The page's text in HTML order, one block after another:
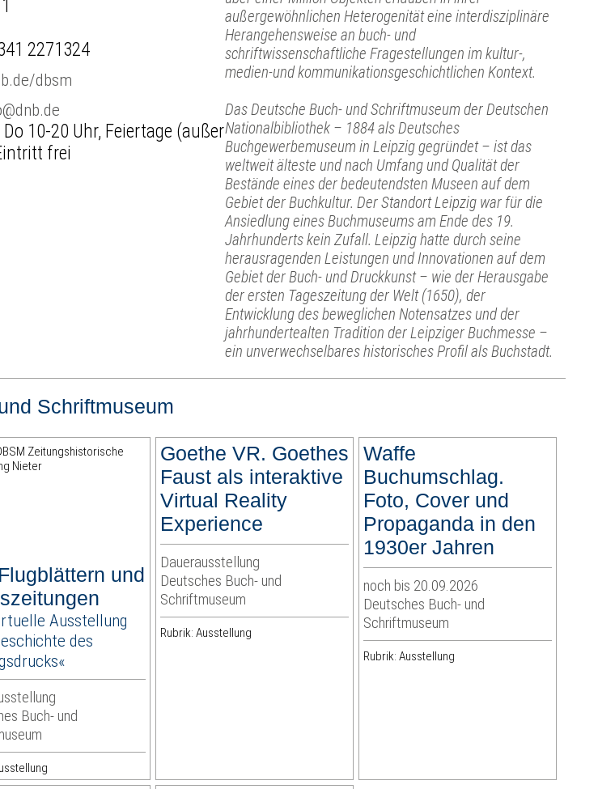
2271324
dbsm
10-20 Uhr, Feiertage (außer
frei
außergewöhnlichen Heterogenität eine interdisziplinäre
Herangehensweise an buch- und
schriftwissenschaftliche Fragestellungen im kultur-,
medien-und kommunikationsgeschichtlichen Kontext.
Das Deutsche Buch- und Schriftmuseum der Deutschen
Nationalbibliothek – 1884 als Deutsches
Buchgewerbemuseum in Leipzig gegründet – ist das
weltweit älteste und nach Umfang und Qualität der
Bestände eines der bedeutendsten Museen auf dem
Gebiet der Buchkultur. Der Standort Leipzig war für die
Ansiedlung eines Buchmuseums am Ende des 19.
Jahrhunderts kein Zufall. Leipzig hatte durch seine
herausragenden Leistungen und Innovationen auf dem
Gebiet der Buch- und Druckkunst – wie der Herausgabe
der ersten Tageszeitung der Welt (1650), der
Entwicklung des beweglichen Notensatzes und der
jahrhundertealten Tradition der Leipziger Buchmesse –
ein unverwechselbares historisches Profil als Buchstadt.
Schriftmuseum
und
Ausstellung
des
Buch- und
Goethe VR. Goethes
Faust als interaktive
Virtual Reality
Experience
Dauerausstellung
Deutsches Buch- und
Schriftmuseum
Rubrik: Ausstellung
Waffe
Buchumschlag.
Foto, Cover und
Propaganda in den
1930er Jahren
noch bis 20.09.2026
Deutsches Buch- und
Schriftmuseum
Rubrik: Ausstellung